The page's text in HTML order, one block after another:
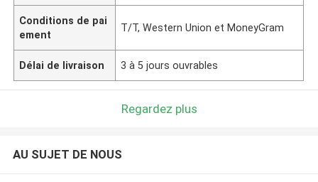
Conditions de pai
ement
T/T, Western Union et MoneyGram
Délai de livraison 3 à 5 jours ouvrables
Regardez plus
AU SUJET DE NOUS